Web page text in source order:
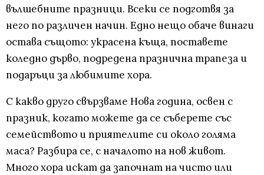
вълшебните празници. Всеки се подготвя за
него по различен начин. Едно нещо обаче винаги
остава същото: украсена къща, поставете
коледно дърво, подредена празнична трапеза и
подаръци за любимите хора.
С какво друго свързваме Нова година, освен с
празник, когато можете да се съберете със
семейството и приятелите си около голяма
маса? Разбира се, с началото на нов живот.
Много хора искат да започнат на чисто или